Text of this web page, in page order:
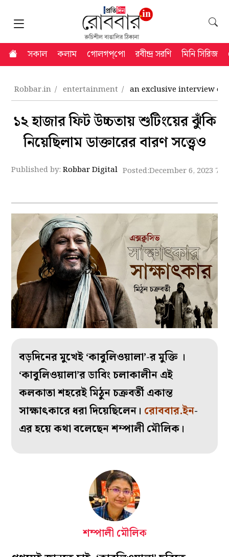
সকাল কলাম গোলগপ্‌পো রবীন্দ্র সরণি মিনি সিরিজ
Robbar.in entertainment an exclusive interview
১২ হাজার ফিট উচ্চতায় শুটিংয়ের ঝুঁকি
নিয়েছিলাম ডাক্তারের বারণ সত্ত্বেও
Published by:Robbar Digital Posted:December 6, 2023
বড়দিনের মুখেই ‘কাবুলিওয়ালা’-র মুক্তি ।
‘কাবুলিওয়ালা’র ডাবিং চলাকালীন এই
কলকাতা শহরেই মিঠুন চক্রবর্তী একান্ত
সাক্ষাৎকারে ধরা দিয়েছিলেন। রোববার.ইন-
এর হয়ে কথা বলেছেন শম্পালী মৌলিক।
শম্পালী মৌলিক